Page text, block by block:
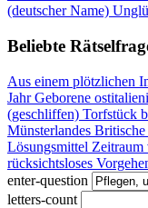
(deutscher Name)
Beliebte
Aus einem plötzlichen
Jahr Geborene
(geschliffen) Torfstück
Münsterlandes Britische
Lösungsmittel Zeitraum
rücksichtsloses
enter-question
letters-count